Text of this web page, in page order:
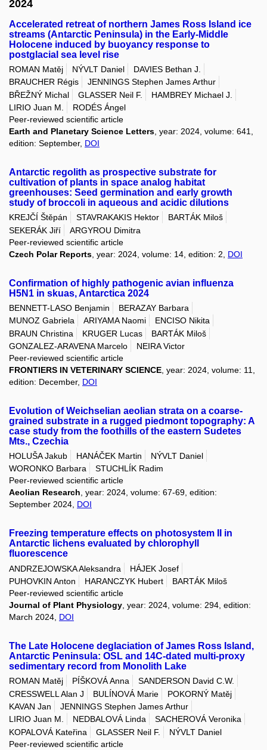
2024
Accelerated retreat of northern James Ross Island ice
streams (Antarctic Peninsula) in the Early-Middle
Holocene induced by buoyancy response to
postglacial sea level rise
ROMAN Matěj NÝVLT Daniel
DAVIES Bethan J.
BRAUCHER Régis
JENNINGS Stephen James Arthur
BŘEŽNÝ Michal
GLASSER Neil F.
HAMBREY Michael J.
LIRIO Juan M.
RODÉS Ángel
Peer-reviewed scientific article
Earth and Planetary Science Letters , year: 2024, volume: 641,
edition: September, DOI
Antarctic regolith as prospective substrate for
cultivation of plants in space analog habitat
greenhouses: Seed germination and early growth
study of broccoli in aqueous and acidic dilutions
KREJČÍ Štěpán STAVRAKAKIS Hektor
BARTÁK Miloš
SEKERÁK Jiří
ARGYROU Dimitra
Peer-reviewed scientific article
Czech Polar Reports , year: 2024, volume: 14, edition: 2, DOI
Confirmation of highly pathogenic avian influenza
H5N1 in skuas, Antarctica 2024
BENNETT-LASO Benjamin
BERAZAY Barbara
MUNOZ Gabriela
ARIYAMA Naomi
ENCISO Nikita
BRAUN Christina
KRUGER Lucas
BARTÁK Miloš
GONZALEZ-ARAVENA Marcelo
NEIRA Victor
Peer-reviewed scientific article
FRONTIERS IN VETERINARY SCIENCE , year: 2024, volume: 11,
edition: December, DOI
Evolution of Weichselian aeolian strata on a coarse-
grained substrate in a rugged piedmont topography: A
case study from the foothills of the eastern Sudetes
Mts., Czechia
HOLUŠA Jakub HANÁČEK Martin
NÝVLT Daniel
WORONKO Barbara
STUCHLÍK Radim
Peer-reviewed scientific article
Aeolian Research, year: 2024, volume: 67-69, edition:
September 2024, DOI
Freezing temperature effects on photosystem II in
Antarctic lichens evaluated by chlorophyll
fluorescence
ANDRZEJOWSKA Aleksandra
HÁJEK Josef
PUHOVKIN Anton
HARANCZYK Hubert
BARTÁK Miloš
Peer-reviewed scientific article
Journal of Plant Physiology , year: 2024, volume: 294, edition:
March 2024, DOI
The Late Holocene deglaciation of James Ross Island,
Antarctic Peninsula: OSL and 14C-dated multi-proxy
sedimentary record from Monolith Lake
ROMAN Matěj PÍŠKOVÁ Anna
SANDERSON David C.W.
CRESSWELL Alan J
BULÍNOVÁ Marie
POKORNÝ Matěj
KAVAN Jan
JENNINGS Stephen James Arthur
LIRIO Juan M.
NEDBALOVÁ Linda
SACHEROVÁ Veronika
KOPALOVÁ Kateřina
GLASSER Neil F.
NÝVLT Daniel
Peer-reviewed scientific article